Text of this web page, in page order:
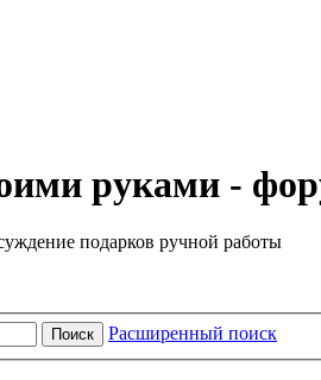
руками -
подарков ручной работы
Поиск Расширенный поиск